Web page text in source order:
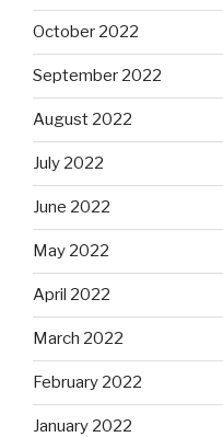
October 2022
September 2022
August 2022
July 2022
June 2022
May 2022
April 2022
March 2022
February 2022
January 2022